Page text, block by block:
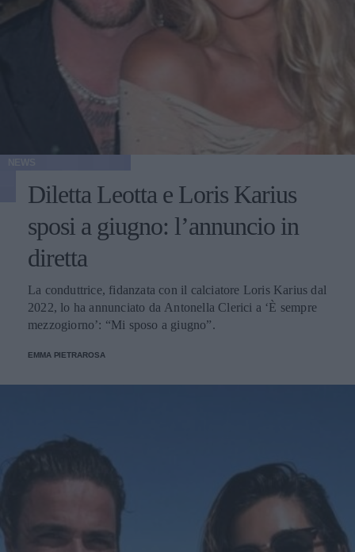
Diletta Leotta e Loris Karius
sposi a giugno: l’annuncio in
diretta
La conduttrice, fidanzata con il calciatore Loris Karius dal
2022, lo ha annunciato da Antonella Clerici a ‘È sempre
mezzogiorno’: “Mi sposo a giugno”.
EMMA PIETRAROSA